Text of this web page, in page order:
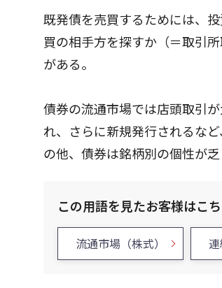
既発債を売買するためには、
買の相手方を探すか（＝取引
がある。
債券の流通市場では店頭取引
れ、さらに新規発行されるな
の他、債券は銘柄別の個性が
この用語を見たお客様はこ
流通市場（株式）